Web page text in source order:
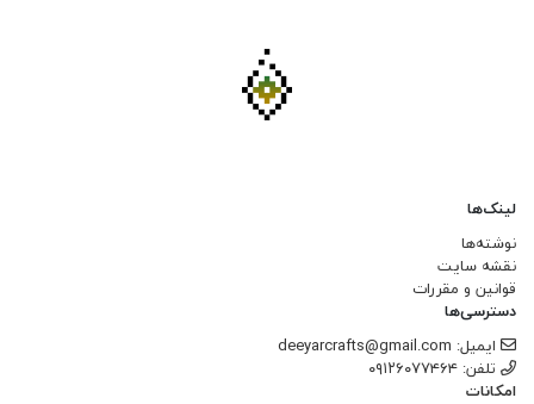
لینک‌ها
نوشته‌ها
نقشه سایت
قوانین و مقررات
دسترسی‌ها
ایمیل: deeyarcrafts@gmail.com
تلفن: ۰۹۱۲۶۰۷۷۴۶۴
امکانات